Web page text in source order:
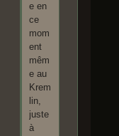
e en
ce
mom
ent
mêm
e au
Krem
lin,
juste
à